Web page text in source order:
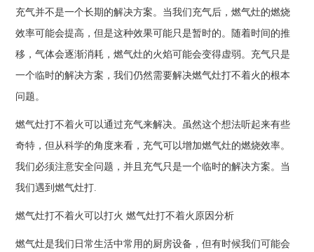
充气并不是一个长期的解决方案。当我们充气后，燃气灶的燃烧
效率可能会提高，但是这种效果可能只是暂时的。随着时间的推
移，气体会逐渐消耗，燃气灶的火焰可能会变得虚弱。充气只是
一个临时的解决方案，我们仍然需要解决燃气灶打不着火的根本
问题。
燃气灶打不着火可以通过充气来解决。虽然这个想法听起来有些
奇特，但从科学的角度来看，充气可以增加燃气灶的燃烧效率。
我们必须注意安全问题，并且充气只是一个临时的解决方案。当
我们遇到燃气灶打.
燃气灶打不着火可以打火 燃气灶打不着火原因分析
燃气灶是我们日常生活中常用的厨房设备，但有时候我们可能会